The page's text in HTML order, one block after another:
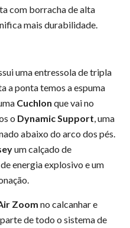
com borracha de alta
mais durabilidade.
uma entressola de tripla
a ponta temos a espuma
Cuchlon que vai no
o Dynamic Support, uma
abaixo do arco dos pés.
um calçado de
energia explosivo e um
Zoom no calcanhar e
de todo o sistema de